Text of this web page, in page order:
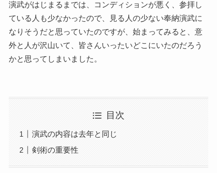
演武がはじまるまでは、コンディションが悪く、参拝し
ている人も少なかったので、見る人の少ない奉納演武に
なりそうだと思っていたのですが、始まってみると、意
外と人が沢山いて、皆さんいったいどこにいたのだろう
かと思ってしまいました。
目次
演武の内容は去年と同じ
剣術の重要性